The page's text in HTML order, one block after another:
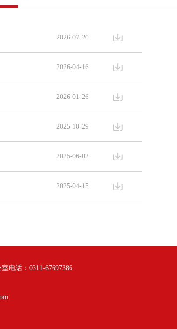
2026-07-20
2026-04-16
2026-01-26
2025-10-29
2025-06-02
2025-04-15
电话：0311-67697386